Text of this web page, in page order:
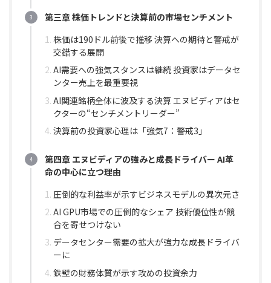
第三章 株価トレンドと決算前の市場センチメント
株価は190ドル前後で推移 決算への期待と警戒が
交錯する展開
AI需要への強気スタンスは継続 投資家はデータセ
ンター売上を最重要視
AI関連銘柄全体に波及する決算 エヌビディアはセ
クターの“センチメントリーダー”
決算前の投資家心理は「強気7：警戒3」
第四章 エヌビディアの強みと成長ドライバー AI革
命の中心に立つ理由
圧倒的な利益率が示すビジネスモデルの異次元さ
AI GPU市場での圧倒的なシェア 技術優位性が競
合を寄せつけない
データセンター需要の拡大が強力な成長ドライバ
ーに
鉄壁の財務体質が示す攻めの投資余力